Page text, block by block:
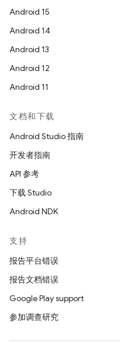
Android 15
Android 14
Android 13
Android 12
Android 11
文档和下载
Android Studio 指南
开发者指南
API 参考
下载 Studio
Android NDK
支持
报告平台错误
报告文档错误
Google Play support
参加调查研究